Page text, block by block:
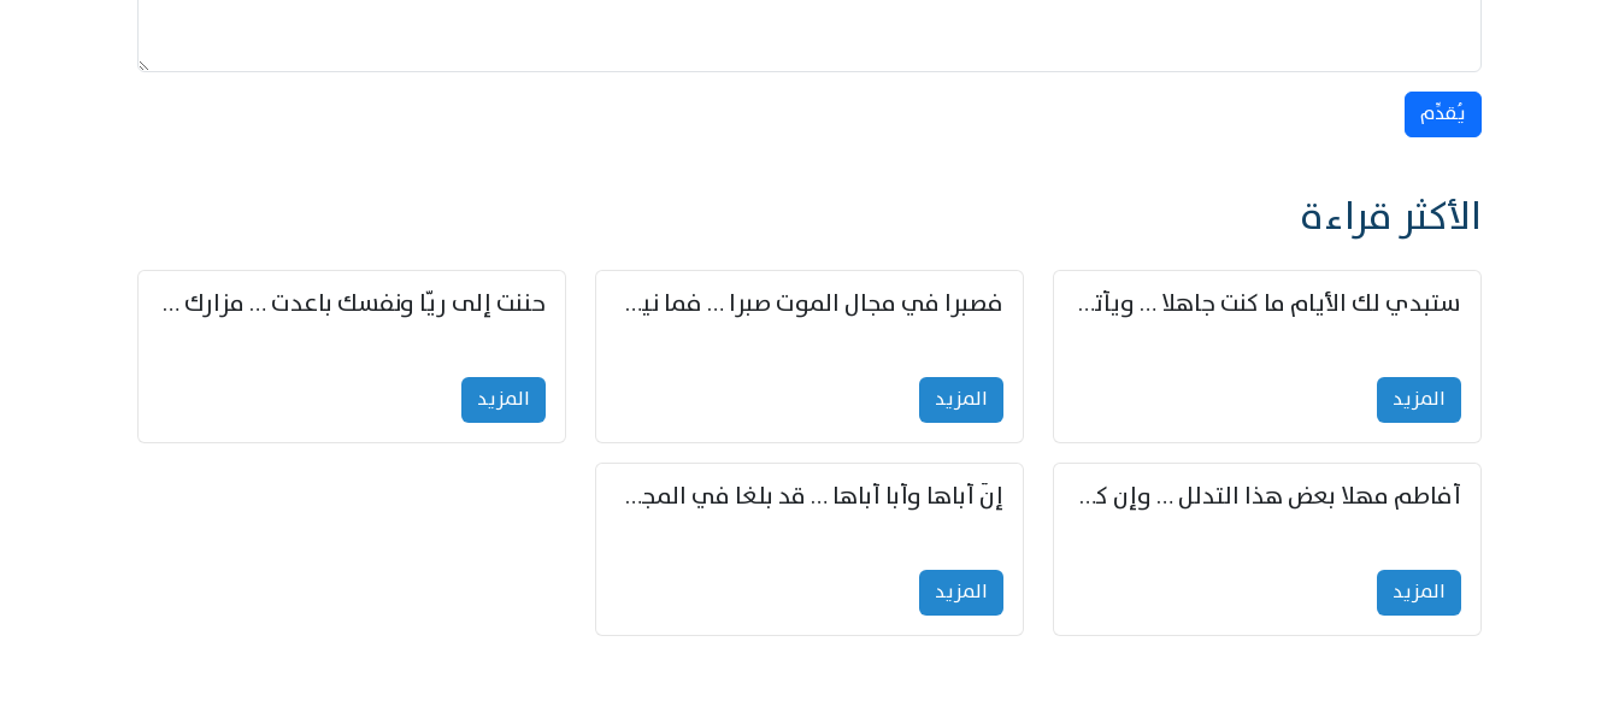
يُقدِّم
الأكثر قراءة
ستبدي لك الأيام ما كنت جاهلا … ويأتيك بالأخبار من لم تزوّد
المزید
فصبرا في مجال الموت صبرا … فما نيل الخلود بمستطاع
المزید
حننت إلى ريّا ونفسك باعدت … مزارك من ريّا وشعباكما معا
المزید
أفاطم مهلا بعض هذا التدلل … وإن كنت قد أزمعت صرمي فأجملي
المزید
إنّ أباها وأبا أباها … قد بلغا في المجد غايتاها
المزید